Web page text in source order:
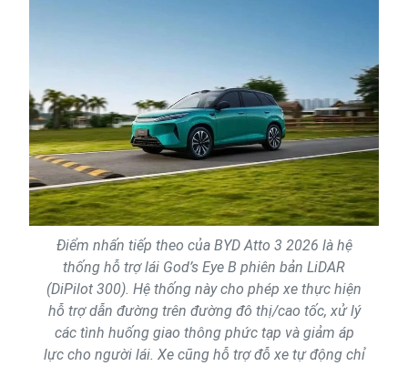
Điểm nhấn tiếp theo của BYD Atto 3 2026 là hệ
thống hỗ trợ lái God’s Eye B phiên bản LiDAR
(DiPilot 300). Hệ thống này cho phép xe thực hiện
hỗ trợ dẫn đường trên đường đô thị/cao tốc, xử lý
các tình huống giao thông phức tạp và giảm áp
lực cho người lái. Xe cũng hỗ trợ đỗ xe tự động chỉ